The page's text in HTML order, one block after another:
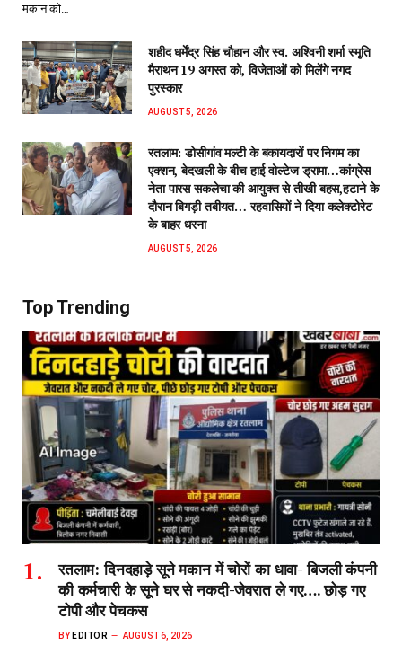
मकान को…
शहीद धर्मेंद्र सिंह चौहान और स्व. अश्विनी शर्मा स्मृति
मैराथन 19 अगस्त को, विजेताओं को मिलेंगे नगद
पुरस्कार
AUGUST 5, 2026
रतलाम: डोसीगांव मल्टी के बकायदारों पर निगम का
एक्शन, बेदखली के बीच हाई वोल्टेज ड्रामा…कांग्रेस
नेता पारस सकलेचा की आयुक्त से तीखी बहस,हटाने के
दौरान बिगड़ी तबीयत… रहवासियों ने दिया कलेक्टोरेट
के बाहर धरना
AUGUST 5, 2026
Top Trending
रतलाम: दिनदहाड़े सूने मकान में चोरों का धावा- बिजली कंपनी
की कर्मचारी के सूने घर से नकदी-जेवरात ले गए…. छोड़ गए
टोपी और पेचकस
BY EDITOR AUGUST 6, 2026